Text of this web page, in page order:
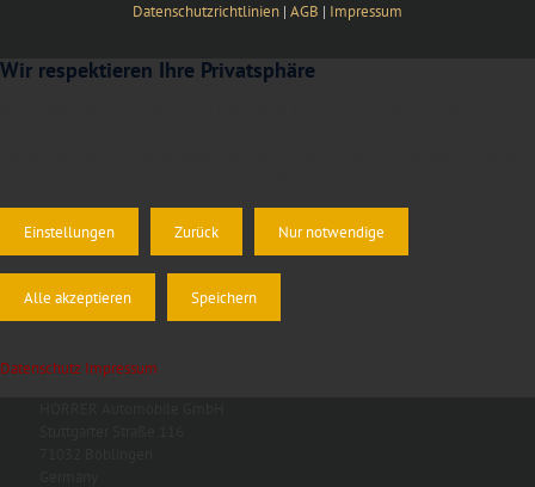
Datenschutzrichtlinien | AGB | Impressum
Wir respektieren Ihre Privatsphäre
Einstellungen Zurück Nur notwendige
Alle akzeptieren Speichern
Datenschutz Impressum